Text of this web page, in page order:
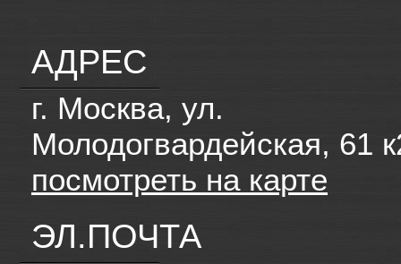
АДРЕС
г. Москва, ул.
Молодогвардейская, 61
посмотреть на карте
ЭЛ.ПОЧТА